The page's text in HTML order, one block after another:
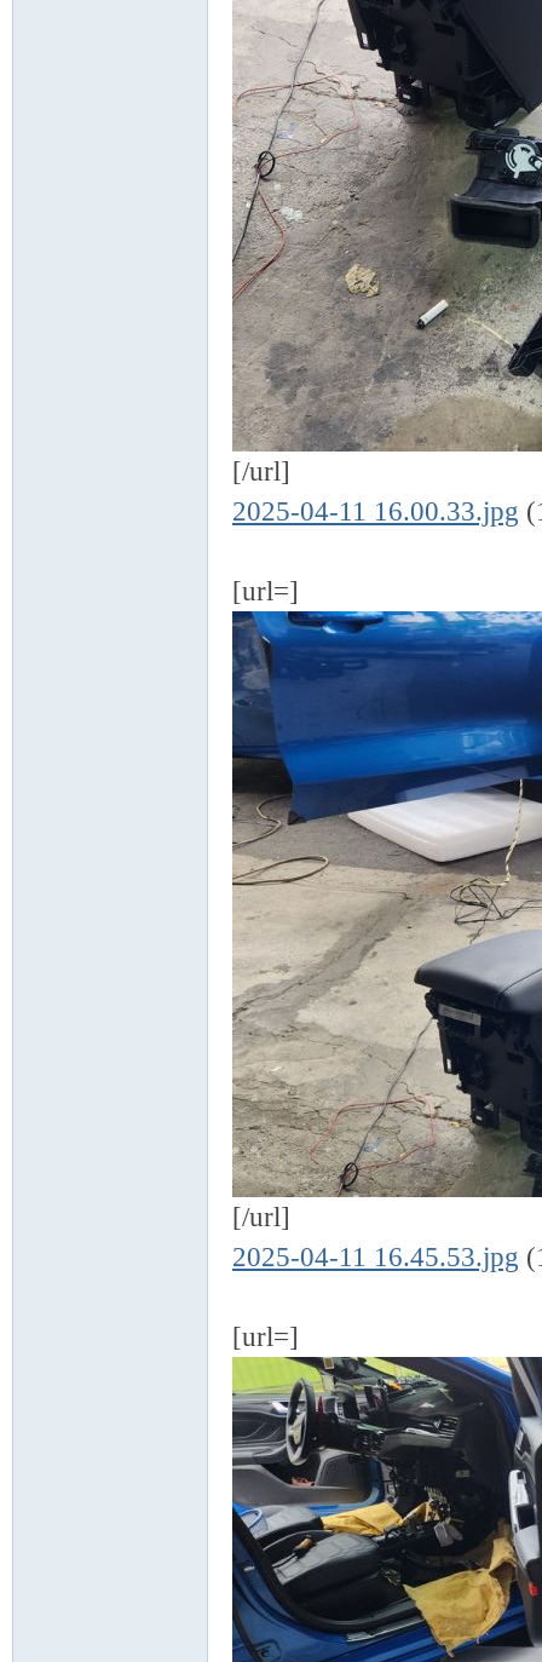
[/url]
2025-04-11 16.00.33.jpg
[url=]
[/url]
2025-04-11 16.45.53.jpg
[url=]